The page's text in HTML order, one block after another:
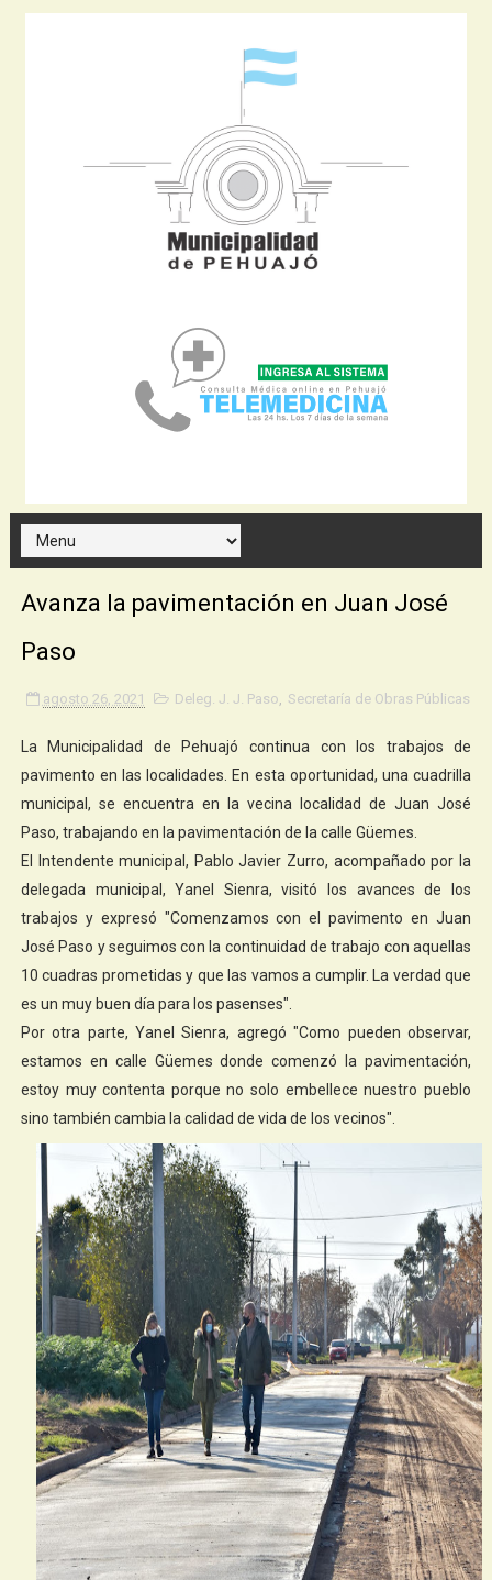
Avanza la pavimentación en Juan José
Paso
agosto 26, 2021 Deleg. J. J. Paso Secretaría de Obras Públicas
La Municipalidad de Pehuajó continua con los trabajos de
pavimento en las localidades. En esta oportunidad, una cuadrilla
municipal, se encuentra en la vecina localidad de Juan José
Paso, trabajando en la pavimentación de la calle Güemes.
El Intendente municipal, Pablo Javier Zurro, acompañado por la
delegada municipal, Yanel Sienra, visitó los avances de los
trabajos y expresó "Comenzamos con el pavimento en Juan
José Paso y seguimos con la continuidad de trabajo con aquellas
10 cuadras prometidas y que las vamos a cumplir. La verdad que
es un muy buen día para los pasenses".
Por otra parte, Yanel Sienra, agregó "Como pueden observar,
estamos en calle Güemes donde comenzó la pavimentación,
estoy muy contenta porque no solo embellece nuestro pueblo
sino también cambia la calidad de vida de los vecinos".